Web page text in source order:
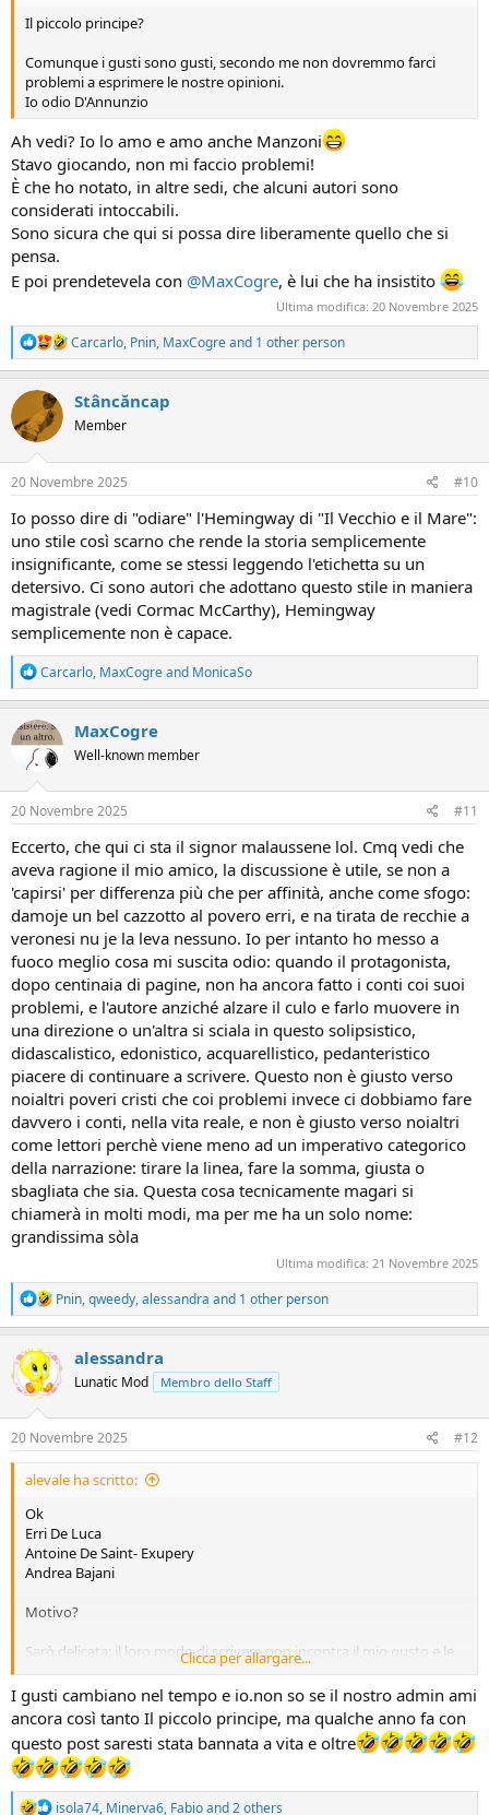
Il piccolo principe?
Comunque i gusti sono gusti, secondo me non dovremmo farci
problemi a esprimere le nostre opinioni.
Io odio D'Annunzio
Ah vedi? Io lo amo e amo anche Manzoni
Stavo giocando, non mi faccio problemi!
È che ho notato, in altre sedi, che alcuni autori sono
considerati intoccabili.
Sono sicura che qui si possa dire liberamente quello che si
pensa.
E poi prendetevela con @MaxCogre, è lui che ha insistito
Ultima modifica: 20 Novembre 2025
R
e
a
n
s
Carcarlo, Pnin, MaxCogreand 1 other person
Stâncăncap
Member
20 Novembre 2025 #10
Io posso dire di "odiare" l'Hemingway di "Il Vecchio e il Mare":
uno stile così scarno che rende la storia semplicemente
insignificante, come se stessi leggendo l'etichetta su un
detersivo. Ci sono autori che adottano questo stile in maniera
magistrale (vedi Cormac McCarthy), Hemingway
semplicemente non è capace.
R
e
a
c
t
n
s
Carcarlo, MaxCogreand MonicaSo
MaxCogre
Well-known member
20 Novembre 2025 #11
Eccerto, che qui ci sta il signor malaussene lol. Cmq vedi che
aveva ragione il mio amico, la discussione è utile, se non a
'capirsi' per differenza più che per affinità, anche come sfogo:
damoje un bel cazzotto al povero erri, e na tirata de recchie a
veronesi nu je la leva nessuno. Io per intanto ho messo a
fuoco meglio cosa mi suscita odio: quando il protagonista,
dopo centinaia di pagine, non ha ancora fatto i conti coi suoi
problemi, e l'autore anziché alzare il culo e farlo muovere in
una direzione o un'altra si sciala in questo solipsistico,
didascalistico, edonistico, acquarellistico, pedanteristico
piacere di continuare a scrivere. Questo non è giusto verso
noialtri poveri cristi che coi problemi invece ci dobbiamo fare
davvero i conti, nella vita reale, e non è giusto verso noialtri
come lettori perchè viene meno ad un imperativo categorico
della narrazione: tirare la linea, fare la somma, giusta o
sbagliata che sia. Questa cosa tecnicamente magari si
chiamerà in molti modi, ma per me ha un solo nome:
grandissima sòla
Ultima modifica: 21 Novembre 2025
R
e
a
t
i
n
s
Pnin,qweedy,alessandra and 1 other person
alessandra
Lunatic Mod Membro dello Staff
20 Novembre 2025 #12
alevale ha scritto:
Ok
Erri De Luca
Antoine De Saint- Exupery
Andrea Bajani
Motivo?
Sarò delicata: il loro modo di scrivere non incontra il mio gusto e le
loro opere sono a mio avviso oltremodo sopravvalutate.
Mi è capitato di dare un'occhiata ad una lista dei primi 5 libri più
acquistati o letti al mondo, ecco questa lista mi ha fatto molto
in..bip..bip...bip are per la presenza di un libro che ritengo il più
sopravvalutato al mondo
Clicca per allargare...
I gusti cambiano nel tempo e io.non so se il nostro admin ami
ancora così tanto Il piccolo principe, ma qualche anno fa con
questo post saresti stata bannata a vita e oltre
R
isola74, Minerva6, Fabioand 2 others